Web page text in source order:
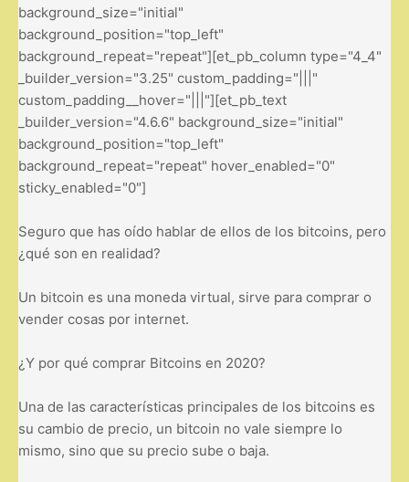
background_size="initial"
background_position="top_left"
background_repeat="repeat"][et_pb_column type="4_4"
_builder_version="3.25" custom_padding="|||"
custom_padding__hover="|||"][et_pb_text
_builder_version="4.6.6" background_size="initial"
background_position="top_left"
background_repeat="repeat" hover_enabled="0"
sticky_enabled="0"]
Seguro que has oído hablar de ellos de los bitcoins, pero
¿qué son en realidad?
Un bitcoin es una moneda virtual, sirve para comprar o
vender cosas por internet.
¿Y por qué comprar Bitcoins en 2020?
Una de las características principales de los bitcoins es
su cambio de precio, un bitcoin no vale siempre lo
mismo, sino que su precio sube o baja.